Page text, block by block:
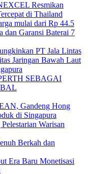
Resmikan
di Thailand
mulai dari Rp 44.5
dan Garansi Baterai 7
PT Jala Lintas
Jaringan Bawah Laut
SEBAGAI
Gandeng Hong
di Singapura
Warisan
Berkah dan
Era Baru Monetisasi